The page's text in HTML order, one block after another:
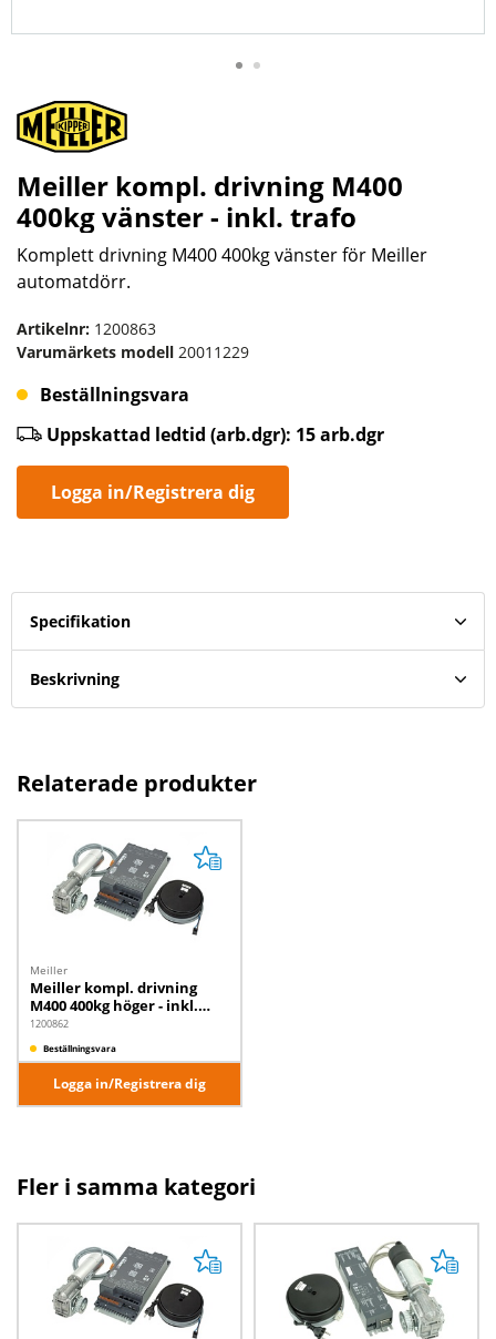
Meiller kompl. drivning M400
400kg vänster - inkl. trafo
Komplett drivning M400 400kg vänster för Meiller
automatdörr.
Artikelnr: 1200863
Varumärkets modell 20011229
Beställningsvara
Uppskattad ledtid (arb.dgr): 15 arb.dgr
Logga in/Registrera dig
Specifikation
Beskrivning
Relaterade produkter
Meiller
Meiller kompl. drivning
M400 400kg höger - inkl.
trafo
1200862
Beställningsvara
Logga in/Registrera dig
Fler i samma kategori